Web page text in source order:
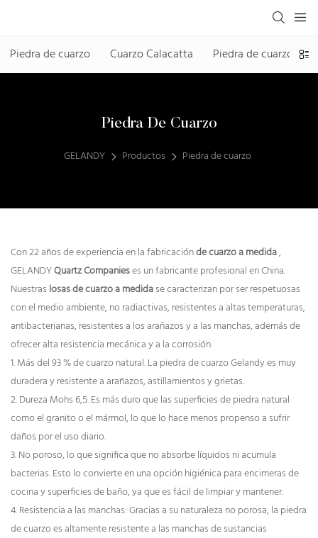
Piedra de cuarzo Cuarzo Calacatta Piedra de cuarzo sin
Piedra De Cuarzo
GELANDY Productos Piedra de cuarzo
Con 22 años de experiencia en la fabricaciónde cuarzo a medida,
GELANDYQuartz Companieses un fabricante profesional en China.
Nuestras losas de cuarzo a medidase caracterizan por ser respetuosas
con el medio ambiente, no radiactivas, resistentes a altas temperaturas,
antibacterianas, resistentes a los arañazos y a las manchas, además de
ofrecer alta resistencia mecánica y a la corrosión.
1. Más del 93 % de cuarzo natural. La piedra de cuarzo Gelandy es muy
duradera y resistente a arañazos, astillamientos y grietas.
2. Dureza Mohs 6,5. Es más duro que las superficies de piedra natural
como el granito o el mármol, lo que lo hace menos propenso a sufrir
daños por el uso diario.
3. No poroso, lo que significa que no absorbe líquidos ni acumula
bacterias. Esto lo convierte en una opción higiénica para encimeras de
cocina y superficies de baño, ya que es fácil de limpiar y mantener.
4. Resistencia a las manchas: Gracias a su naturaleza no porosa, la piedra
de cuarzo es altamente resistente a las manchas de sustancias